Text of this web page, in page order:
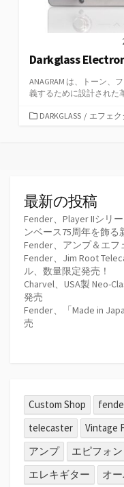
Darkglass
ANAGRAM は、トーン、
義するために設計された
カDARKGLASS / エフェク
最新の投稿
Fender、Player IIシリ
ンベース75周年を飾る
Fender、アンプ＆エフ
Fender、Jim Root
ル、数量限定発売！
Charvel、USA製 Neo-
発売
Fender、「Made in
売
Custom Shop
telecaster
Vintage
アンプ
エピフォン
エレキギター
オ